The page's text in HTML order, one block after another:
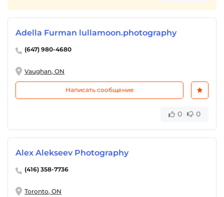
Adella Furman lullamoon.photography
(647) 980-4680
Vaughan, ON
Написать сообщение
0 0
Alex Alekseev Photography
(416) 358-7736
Toronto, ON